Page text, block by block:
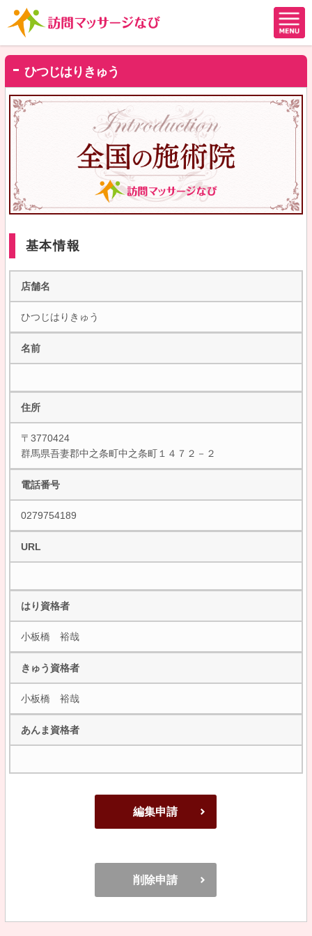
ひつじはりきゅう
基本情報
店舗名
ひつじはりきゅう
名前
住所
〒3770424
群馬県吾妻郡中之条町中之条町１４７２－２
電話番号
0279754189
URL
はり資格者
小板橋 裕哉
きゅう資格者
小板橋 裕哉
あんま資格者
編集申請
削除申請